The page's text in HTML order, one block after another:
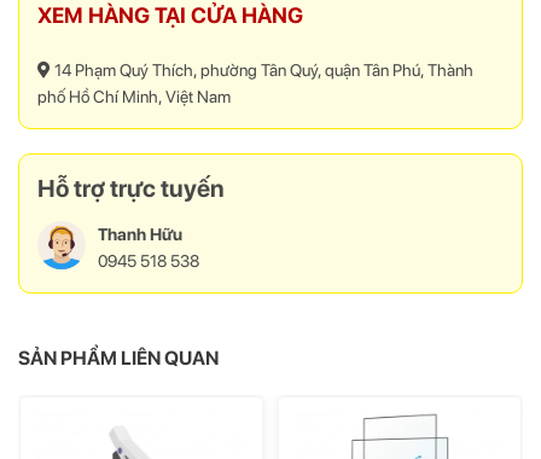
Bạn có thể treo những chiếc màn hình có kích thước lớn từ 17 - 32
Xoay dọc
Monitor Arm A1C sở hữu khả năng xoay dọc màn hình, giúp phù
XEM HÀNG TẠI CỬA HÀNG
14 Phạm Quý Thích, phường Tân Quý, quận Tân Phú, Thành
phố Hồ Chí Minh, Việt Nam
Hỗ trợ trực tuyến
Thanh Hữu
0945 518 538
SẢN PHẨM LIÊN QUAN